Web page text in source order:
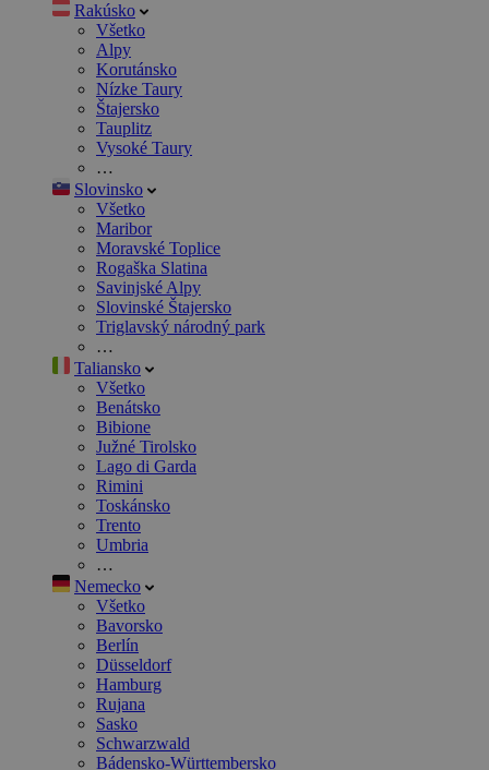
Rakúsko
Všetko
Alpy
Korutánsko
Nízke Taury
Štajersko
Tauplitz
Vysoké Taury
…
Slovinsko
Všetko
Maribor
Moravské Toplice
Rogaška Slatina
Savinjské Alpy
Slovinské Štajersko
Triglavský národný park
…
Taliansko
Všetko
Benátsko
Bibione
Južné Tirolsko
Lago di Garda
Rimini
Toskánsko
Trento
Umbria
…
Nemecko
Všetko
Bavorsko
Berlín
Düsseldorf
Hamburg
Rujana
Sasko
Schwarzwald
Bádensko-Württembersko